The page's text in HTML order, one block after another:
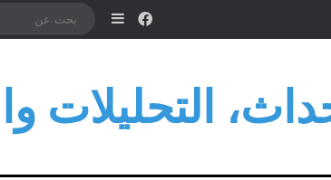
فيسبوكإضافة عمود جانبي
التحليلات